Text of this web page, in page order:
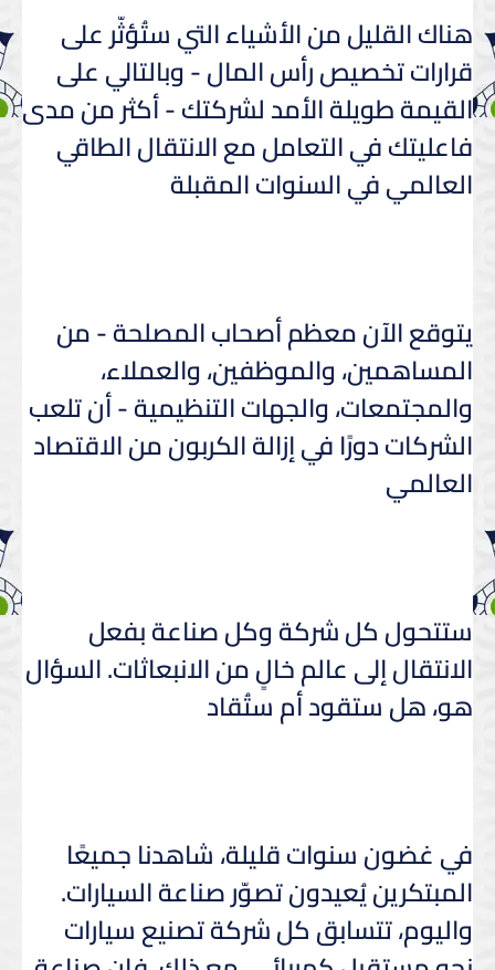
هناك القليل من الأشياء التي ستُؤثّر على
قرارات تخصيص رأس المال - وبالتالي على
القيمة طويلة الأمد لشركتك - أكثر من مدى
فاعليتك في التعامل مع الانتقال الطاقي
العالمي في السنوات المقبلة
يتوقع الآن معظم أصحاب المصلحة - من
المساهمين، والموظفين، والعملاء،
والمجتمعات، والجهات التنظيمية - أن تلعب
الشركات دورًا في إزالة الكربون من الاقتصاد
العالمي
ستتحول كل شركة وكل صناعة بفعل
الانتقال إلى عالم خالٍ من الانبعاثات. السؤال
هو، هل ستقود أم ستُقاد
في غضون سنوات قليلة، شاهدنا جميعًا
المبتكرين يُعيدون تصوّر صناعة السيارات.
واليوم، تتسابق كل شركة تصنيع سيارات